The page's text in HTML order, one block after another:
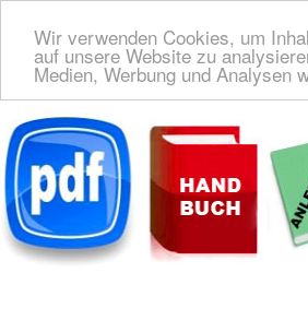
Wir verwenden Cookies, um
auf unsere Website zu
Medien, Werbung und Analysen
Deutsche Bedienungsanleitung Downloaden|